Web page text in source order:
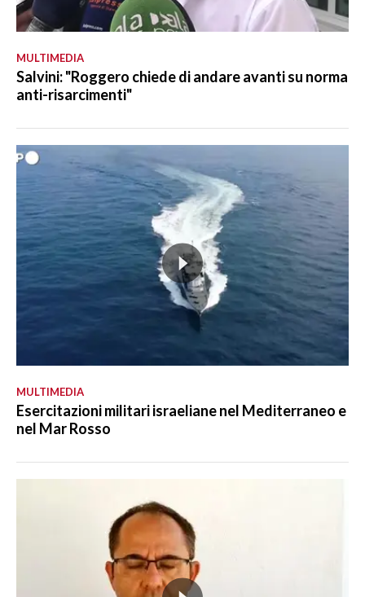
MULTIMEDIA
Salvini: "Roggero chiede di andare avanti su norma
anti-risarcimenti"
MULTIMEDIA
Esercitazioni militari israeliane nel Mediterraneo e
nel Mar Rosso